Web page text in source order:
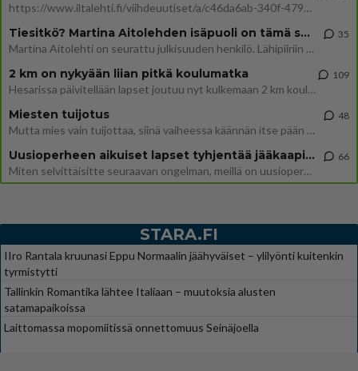
https://www.iltalehti.fi/viihdeuutiset/a/c46da6ab-340f-4790-aaa7-0865eed2336 Yrityksen konkurssihakemus on tullut kärä
Tiesitkö? Martina Aitolehden isäpuoli on tämä suosittu laulaja
Martina Aitolehti on seurattu julkisuuden henkilö. Lähipiiriin mahtuu muitakin tunnettuja henkilöitä. Tiesitkö, että Ma
35
2 km on nykyään liian pitkä koulumatka
Hesarissa päivitellään lapset joutuu nyt kulkemaan 2 km kouluun jösses. Ruostefillarilla tuo matka menee vaikka miten äk
109
Miesten tuijotus
Mutta mies vain tuijottaa, siinä vaiheessa käännän itse pään pois. Mikä juttu? Yleensä jos joku tuijottaa tai katsoo, hä
48
Uusioperheen aikuiset lapset tyhjentää jääkaapin käydessään
Miten selvittäisitte seuraavan ongelman, meillä on uusioperhe, minulla teini-ikäiset lapset ja puolisolla aikuiset, jotk
66
STARA.FI
IIro Rantala kruunasi Eppu Normaalin jäähyväiset – ylilyönti kuitenkin
tyrmistytti
Tallinkin Romantika lähtee Italiaan – muutoksia alusten
satamapaikoissa
Laittomassa mopomiitissä onnettomuus Seinäjoella